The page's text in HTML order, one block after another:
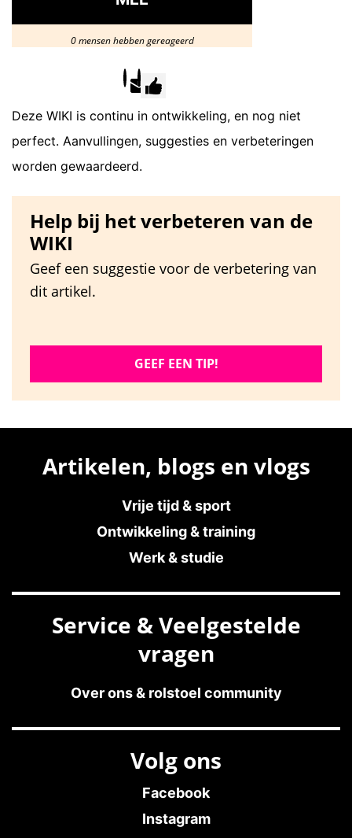
0 mensen hebben gereageerd
Deze WIKI is continu in ontwikkeling, en nog niet
perfect. Aanvullingen, suggesties en verbeteringen
worden gewaardeerd.
Help bij het verbeteren van de
WIKI
Geef een suggestie voor de verbetering van
dit artikel.
GEEF EEN TIP!
Artikelen, blogs en vlogs
Vrije tijd & sport
Ontwikkeling & training
Werk & studie
Service & Veelgestelde
vragen
Over ons & rolstoel community
Volg ons
Facebook
Instagram